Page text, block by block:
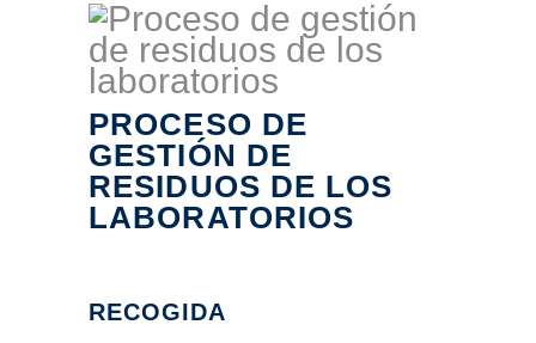
PROCESO DE
GESTIÓN DE
RESIDUOS DE LOS
LABORATORIOS
RECOGIDA